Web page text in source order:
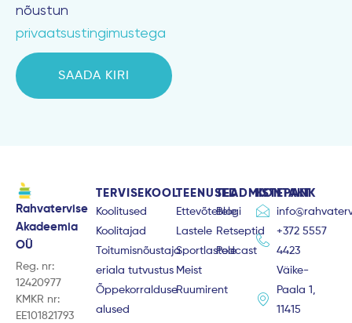
nõustun
privaatsustingimustega
SAADA KIRI
Rahvatervise
Akadeemia
OÜ
Reg. nr:
12420977
KMKR nr:
EE101821793
TERVISEKOOL
Koolitused
Koolitajad
Toitumisnõustaja
eriala tutvustus
Õppekorralduse
alused
TEENUSED
Ettevõtetele
Lastele
Sportlastele
Meist
Ruumirent
TEADMISTEPANK
Blogi
Retseptid
Podcast
KONTAKT
+372 5557
4423
Väike-
Paala 1,
11415